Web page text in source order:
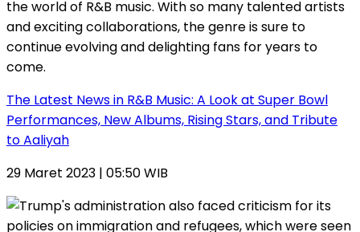
The Latest News in R&B Music: A Look at Super Bowl
Performances, New Albums, Rising Stars, and Tribute
to Aaliyah
29 Maret 2023 | 05:50 WIB